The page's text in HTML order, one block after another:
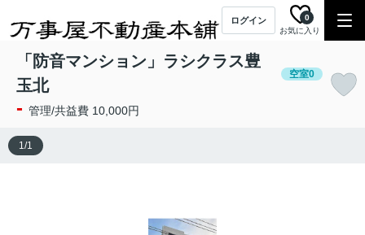
ログイン
お気に入り
0
「防音マンション」ラシクラス豊
玉北
空室0
- 管理/共益費 10,000円
1/1